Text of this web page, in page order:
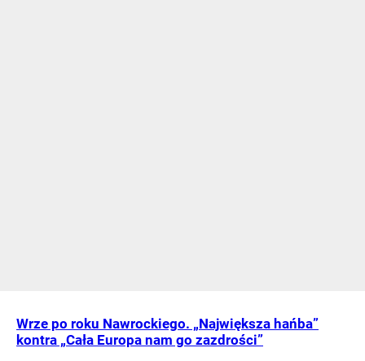
Wrze po roku Nawrockiego. „Największa hańba”
kontra „Cała Europa nam go zazdrości”